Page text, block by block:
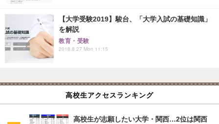
【大学受験2019】駿台、「大学入試の基礎知識」
を解説
教育・受験
2018.8.27 Mon 11:15
高校生アクセスランキング
高校生が志願したい大学・関西…2位は関西